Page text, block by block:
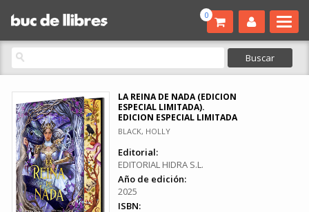
0
LA REINA DE NADA (EDICION
ESPECIAL LIMITADA).
EDICION ESPECIAL LIMITADA
BLACK, HOLLY
Editorial:
EDITORIAL HIDRA S.L.
Año de edición:
2025
ISBN: